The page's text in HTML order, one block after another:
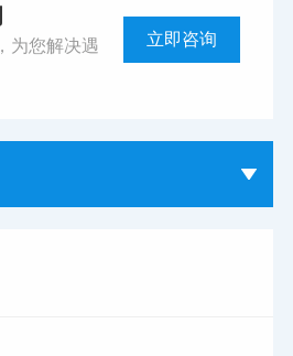
为您解决遇
立即咨询